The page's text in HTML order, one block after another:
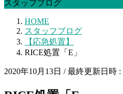
スタッフブログ
HOME
スタッフブログ
【応急処置】
RICE処置「E」
2020年10月13日 / 最終更新日時 :